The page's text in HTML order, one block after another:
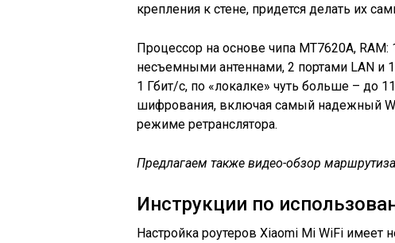
крепления к стене, придется делать их
Процессор на основе чипа MT7620A,
несъемными антеннами, 2 портами LAN и
1 Гбит/с, по «локалке» чуть больше – до
шифрования, включая самый надежный
режиме ретранслятора.
Предлагаем также видео-обзор
Инструкции по
Настройка роутеров Xiaomi Mi WiFi